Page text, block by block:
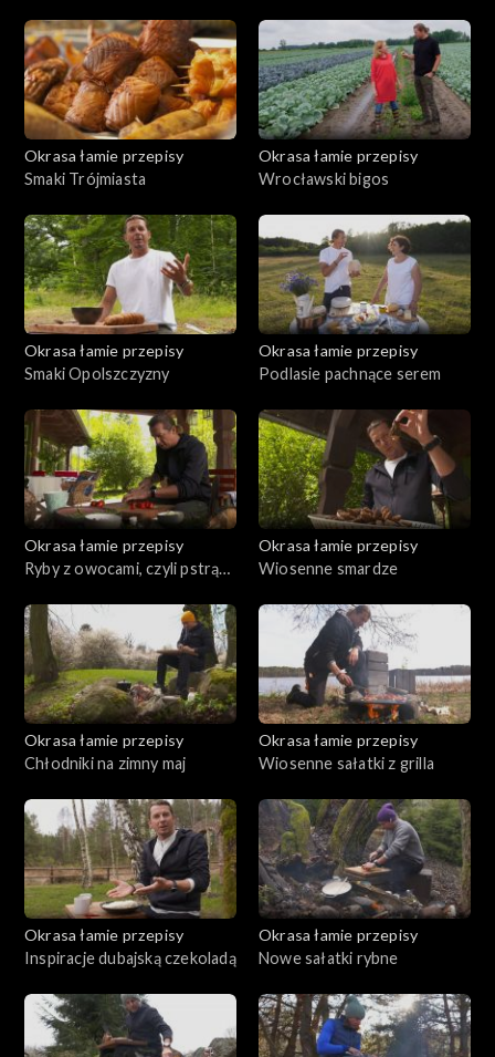
Okrasa łamie przepisy
Smaki Trójmiasta
Okrasa łamie przepisy
Wrocławski bigos
Okrasa łamie przepisy
Smaki Opolszczyzny
Okrasa łamie przepisy
Podlasie pachnące serem
Okrasa łamie przepisy
Ryby z owocami, czyli pstrąg
Okrasa łamie przepisy
Wiosenne smardze
Okrasa łamie przepisy
Chłodniki na zimny maj
Okrasa łamie przepisy
Wiosenne sałatki z grilla
Okrasa łamie przepisy
Inspiracje dubajską czekoladą
Okrasa łamie przepisy
Nowe sałatki rybne